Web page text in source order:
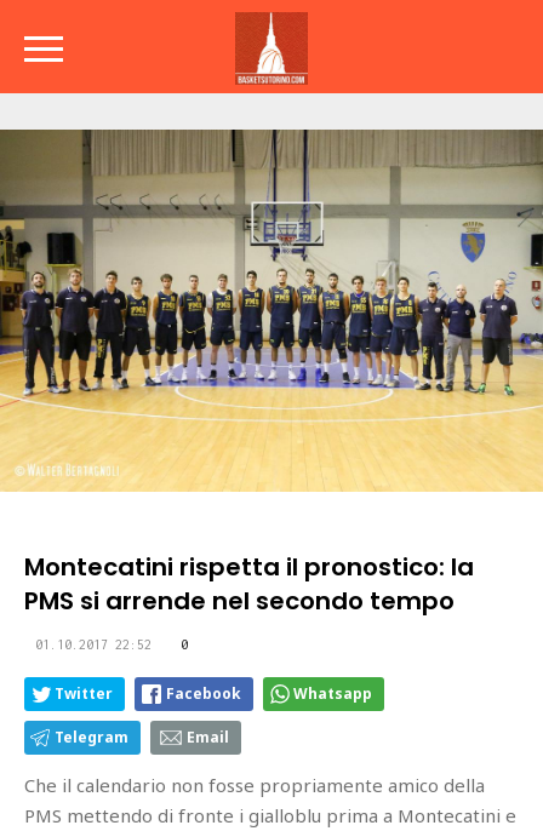
Montecatini rispetta il pronostico: la
PMS si arrende nel secondo tempo
01.10.2017 22:52 0
Twitter Facebook Whatsapp
Telegram Email
Che il calendario non fosse propriamente amico della
PMS mettendo di fronte i gialloblu prima a Montecatini e